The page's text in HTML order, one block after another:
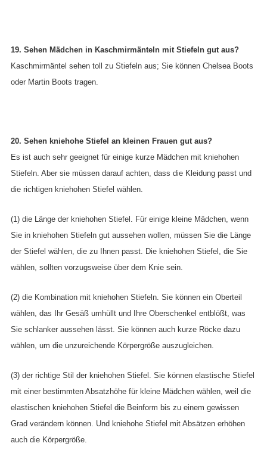
19. Sehen Mädchen in Kaschmirmänteln mit Stiefeln gut aus?
Kaschmirmäntel sehen toll zu Stiefeln aus; Sie können Chelsea Boots
oder Martin Boots tragen.
20. Sehen kniehohe Stiefel an kleinen Frauen gut aus?
Es ist auch sehr geeignet für einige kurze Mädchen mit kniehohen
Stiefeln. Aber sie müssen darauf achten, dass die Kleidung passt und
die richtigen kniehohen Stiefel wählen.
(1) die Länge der kniehohen Stiefel. Für einige kleine Mädchen, wenn
Sie in kniehohen Stiefeln gut aussehen wollen, müssen Sie die Länge
der Stiefel wählen, die zu Ihnen passt. Die kniehohen Stiefel, die Sie
wählen, sollten vorzugsweise über dem Knie sein.
(2) die Kombination mit kniehohen Stiefeln. Sie können ein Oberteil
wählen, das Ihr Gesäß umhüllt und Ihre Oberschenkel entblößt, was
Sie schlanker aussehen lässt. Sie können auch kurze Röcke dazu
wählen, um die unzureichende Körpergröße auszugleichen.
(3) der richtige Stil der kniehohen Stiefel. Sie können elastische Stiefel
mit einer bestimmten Absatzhöhe für kleine Mädchen wählen, weil die
elastischen kniehohen Stiefel die Beinform bis zu einem gewissen
Grad verändern können. Und kniehohe Stiefel mit Absätzen erhöhen
auch die Körpergröße.